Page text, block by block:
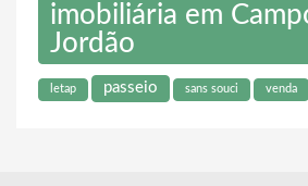
imobiliária em
Jordão
letap passeio sans souci venda